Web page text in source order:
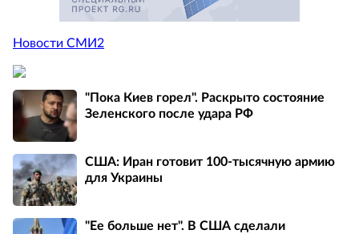
Новости СМИ2
"Пока Киев горел". Раскрыто состояние
Зеленского после удара РФ
США: Иран готовит 100-тысячную армию
для Украины
"Ее больше нет". В США сделали